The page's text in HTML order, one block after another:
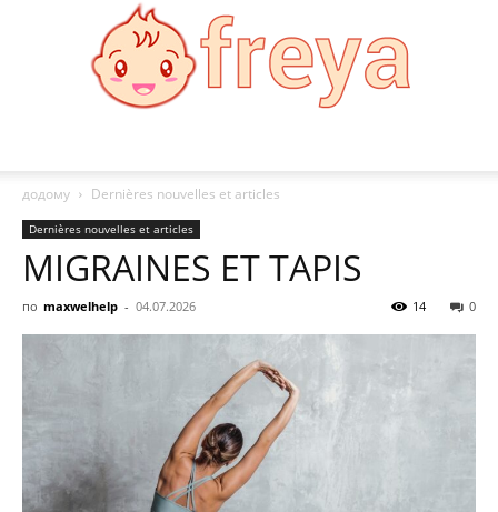
додому
Dernières nouvelles et articles
Dernières nouvelles et articles
MIGRAINES ET TAPIS
по maxwelhelp - 04.07.2026 0
14